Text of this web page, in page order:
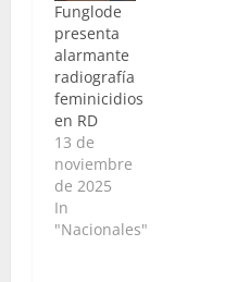
Funglode
presenta
alarmante
radiografía
feminicidios
en RD
13 de
noviembre
de 2025
In
"Nacionales"